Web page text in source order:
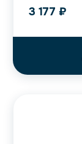
3 177 ₽